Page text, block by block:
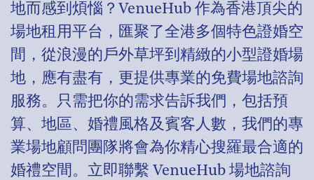
地而感到煩惱？VenueHub 作為香港頂尖的
場地租用平台，匯聚了全港多個特色證婚空
間，從浪漫的戶外草坪到精緻的小型證婚場
地，應有盡有，更提供專業的免費場地諮詢
服務。只需把你的需求告訴我們，包括預
算、地區、婚禮風格及賓客人數，我們的專
業場地顧問團隊將會為你精心搜羅最合適的
婚禮空間。立即聯繫 VenueHub 場地諮詢